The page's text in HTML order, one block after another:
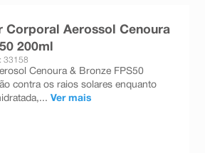
Corporal Aerossol Cenoura
200ml
33158
Cenoura & Bronze FPS50
contra os raios solares enquanto
Ver mais